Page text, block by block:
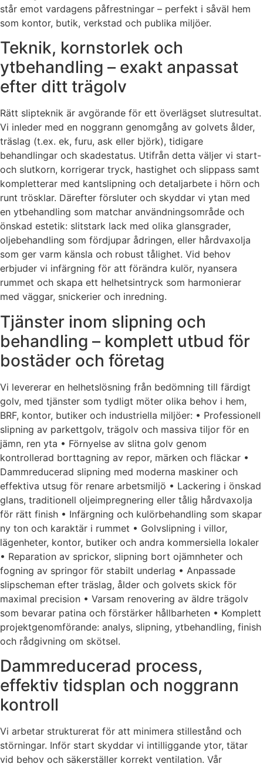
står emot vardagens påfrestningar – perfekt i såväl hem
som kontor, butik, verkstad och publika miljöer.
Teknik, kornstorlek och
ytbehandling – exakt anpassat
efter ditt trägolv
Rätt slipteknik är avgörande för ett överlägset slutresultat.
Vi inleder med en noggrann genomgång av golvets ålder,
träslag (t.ex. ek, furu, ask eller björk), tidigare
behandlingar och skadestatus. Utifrån detta väljer vi start-
och slutkorn, korrigerar tryck, hastighet och slippass samt
kompletterar med kantslipning och detaljarbete i hörn och
runt trösklar. Därefter försluter och skyddar vi ytan med
en ytbehandling som matchar användningsområde och
önskad estetik: slitstark lack med olika glansgrader,
oljebehandling som fördjupar ådringen, eller hårdvaxolja
som ger varm känsla och robust tålighet. Vid behov
erbjuder vi infärgning för att förändra kulör, nyansera
rummet och skapa ett helhetsintryck som harmonierar
med väggar, snickerier och inredning.
Tjänster inom slipning och
behandling – komplett utbud för
bostäder och företag
Vi levererar en helhetslösning från bedömning till färdigt
golv, med tjänster som tydligt möter olika behov i hem,
BRF, kontor, butiker och industriella miljöer: • Professionell
slipning av parkettgolv, trägolv och massiva tiljor för en
jämn, ren yta • Förnyelse av slitna golv genom
kontrollerad borttagning av repor, märken och fläckar •
Dammreducerad slipning med moderna maskiner och
effektiva utsug för renare arbetsmiljö • Lackering i önskad
glans, traditionell oljeimpregnering eller tålig hårdvaxolja
för rätt finish • Infärgning och kulörbehandling som skapar
ny ton och karaktär i rummet • Golvslipning i villor,
lägenheter, kontor, butiker och andra kommersiella lokaler
• Reparation av sprickor, slipning bort ojämnheter och
fogning av springor för stabilt underlag • Anpassade
slipscheman efter träslag, ålder och golvets skick för
maximal precision • Varsam renovering av äldre trägolv
som bevarar patina och förstärker hållbarheten • Komplett
projektgenomförande: analys, slipning, ytbehandling, finish
och rådgivning om skötsel.
Dammreducerad process,
effektiv tidsplan och noggrann
kontroll
Vi arbetar strukturerat för att minimera stillestånd och
störningar. Inför start skyddar vi intilliggande ytor, tätar
vid behov och säkerställer korrekt ventilation. Vår